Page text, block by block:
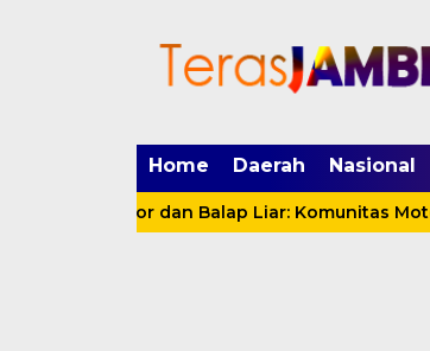
Home Daerah Nasional
Motor dan Balap Liar: Komunitas Motor